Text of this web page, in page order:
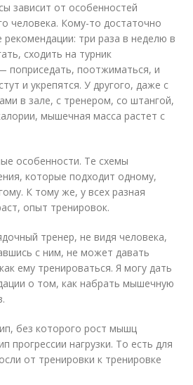
зависит от особенностей
человека. Кому-то достаточно
три раза в неделю в
сходить на турник
поприседать, поотжиматься, и
и укрепятся. У другого, даже с
в зале, с тренером, со штангой,
мышечная масса растет с
особенности. Те схемы
которые подходит одному,
К тому же, у всех разная
опыт тренировок.
тренер, не видя человека,
с ним, не может давать
ему тренироваться. Я могу дать
о том, как набрать мышечную
без которого рост мышц
прогрессии нагрузки. То есть для
от тренировки к тренировке